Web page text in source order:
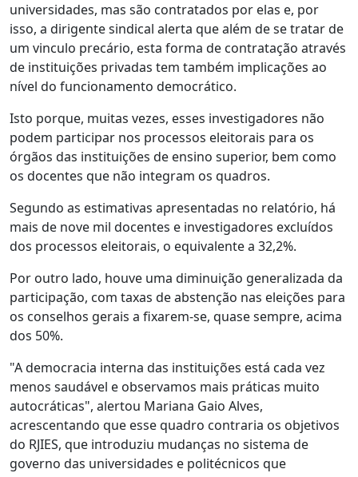
universidades, mas são contratados por elas e, por
isso, a dirigente sindical alerta que além de se tratar de
um vinculo precário, esta forma de contratação através
de instituições privadas tem também implicações ao
nível do funcionamento democrático.
Isto porque, muitas vezes, esses investigadores não
podem participar nos processos eleitorais para os
órgãos das instituições de ensino superior, bem como
os docentes que não integram os quadros.
Segundo as estimativas apresentadas no relatório, há
mais de nove mil docentes e investigadores excluídos
dos processos eleitorais, o equivalente a 32,2%.
Por outro lado, houve uma diminuição generalizada da
participação, com taxas de abstenção nas eleições para
os conselhos gerais a fixarem-se, quase sempre, acima
dos 50%.
"A democracia interna das instituições está cada vez
menos saudável e observamos mais práticas muito
autocráticas", alertou Mariana Gaio Alves,
acrescentando que esse quadro contraria os objetivos
do RJIES, que introduziu mudanças no sistema de
governo das universidades e politécnicos que